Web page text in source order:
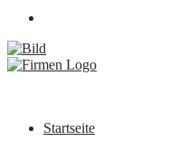
Startseite